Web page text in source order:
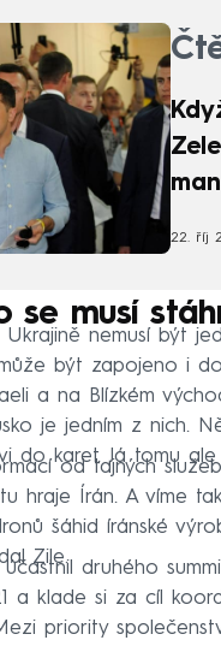
22. říj
se musí
nemusí být
být zapojeno i
a na Blízkém
je jedním z nich.
do karet. Já tomu ale
od tajných
hraje Írán. A víme
šáhid íránské
Zile.
druhého
a klade si za cíl
priority